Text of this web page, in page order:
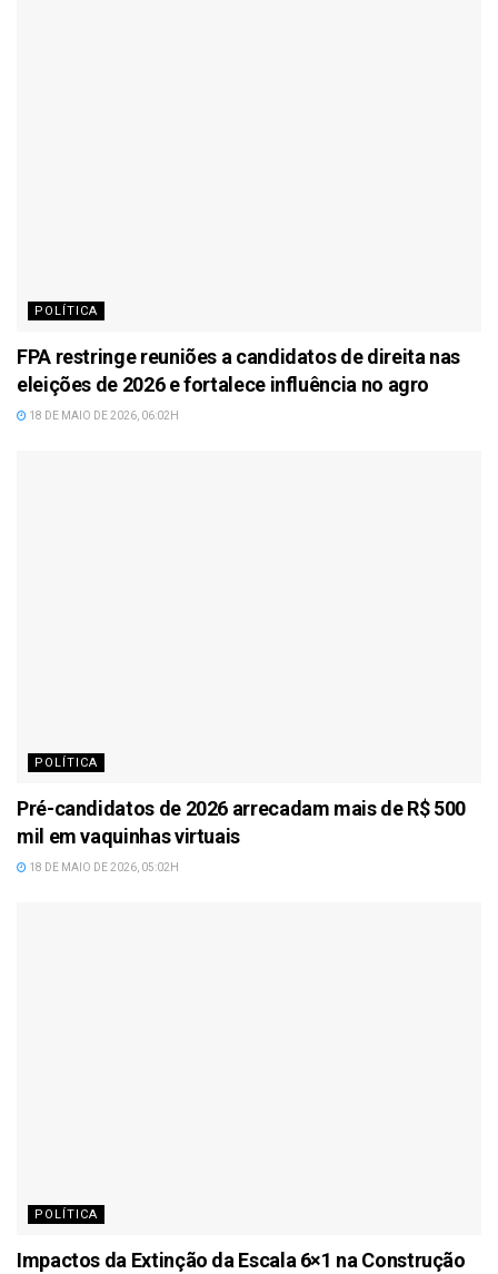
POLÍTICA
FPA restringe reuniões a candidatos de direita nas
eleições de 2026 e fortalece influência no agro
18 DE MAIO DE 2026, 06:02H
POLÍTICA
Pré-candidatos de 2026 arrecadam mais de R$ 500
mil em vaquinhas virtuais
18 DE MAIO DE 2026, 05:02H
POLÍTICA
Impactos da Extinção da Escala 6×1 na Construção